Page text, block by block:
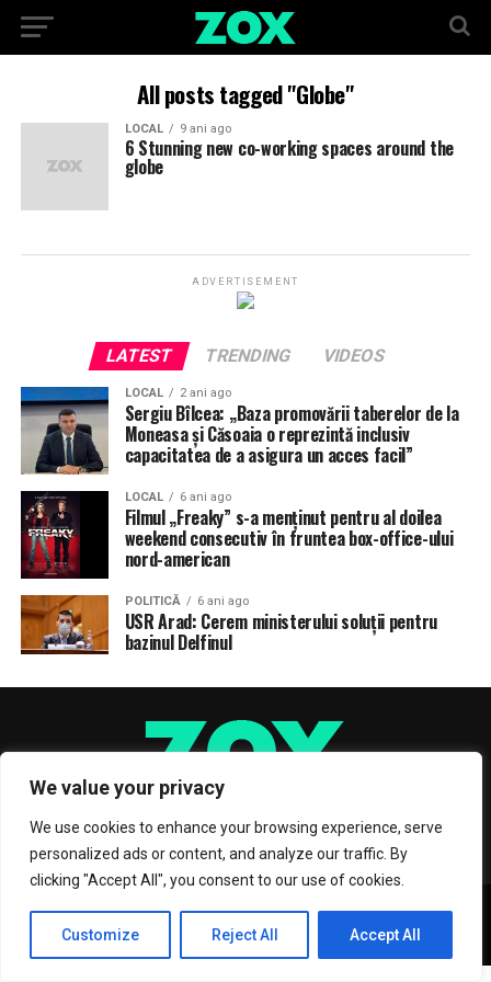
We value your privacy
We use cookies to enhance your browsing experience, serve
personalized ads or content, and analyze our traffic. By
clicking "Accept All", you consent to our use of cookies.
Customize Reject All Accept All
All posts tagged "Globe"
LOCAL 9 ani ago
6 Stunning new co-working spaces around the
globe
ADVERTISEMENT
LATEST TRENDING VIDEOS
LOCAL 2 ani ago
Sergiu Bîlcea: „Baza promovării taberelor de la
Moneasa și Căsoaia o reprezintă inclusiv
capacitatea de a asigura un acces facil”
LOCAL 6 ani ago
Filmul „Freaky” s-a menţinut pentru al doilea
weekend consecutiv în fruntea box-office-ului
nord-american
POLITICĂ 6 ani ago
USR Arad: Cerem ministerului soluții pentru
bazinul Delfinul
Copyright © 2017 Zox News Theme. Theme by MVP Themes, powered
by WordPress.